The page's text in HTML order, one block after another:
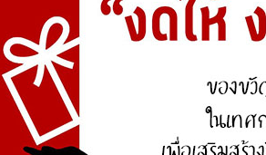
ทุจริตในภาครัฐ
การจัดการความรู้
องค์ความรู้ที่สนับสนุน วิสัยทัศน์ พั
ขององค์กร